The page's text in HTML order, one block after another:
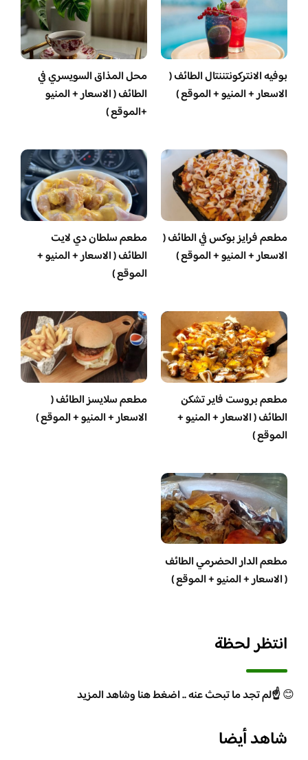
بوفيه الانتركونتننتال الطائف (
الاسعار + المنيو + الموقع )
محل المذاق السويسري في
الطائف ( الاسعار + المنيو
+الموقع )
مطعم فرايز بوكس في الطائف (
الاسعار + المنيو + الموقع )
مطعم سلطان دي لايت
الطائف ( الاسعار + المنيو +
الموقع )
مطعم بروست فاير تشكن
الطائف ( الاسعار + المنيو +
الموقع )
مطعم سلايسز الطائف (
الاسعار + المنيو + الموقع )
مطعم الدار الحضرمي الطائف
( الاسعار + المنيو + الموقع )
انتظر لحظة
😊☝️لم تجد ما تبحث عنه .. اضغط هنا وشاهد المزيد
شاهد أيضا